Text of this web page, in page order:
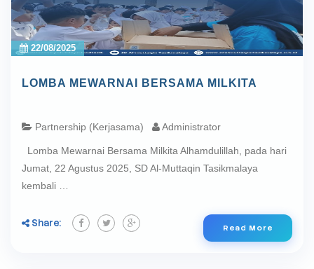
22/08/2025
LOMBA MEWARNAI BERSAMA MILKITA
Partnership (Kerjasama) Administrator
Lomba Mewarnai Bersama Milkita Alhamdulillah, pada hari
Jumat, 22 Agustus 2025, SD Al-Muttaqin Tasikmalaya
kembali …
Share: Read More